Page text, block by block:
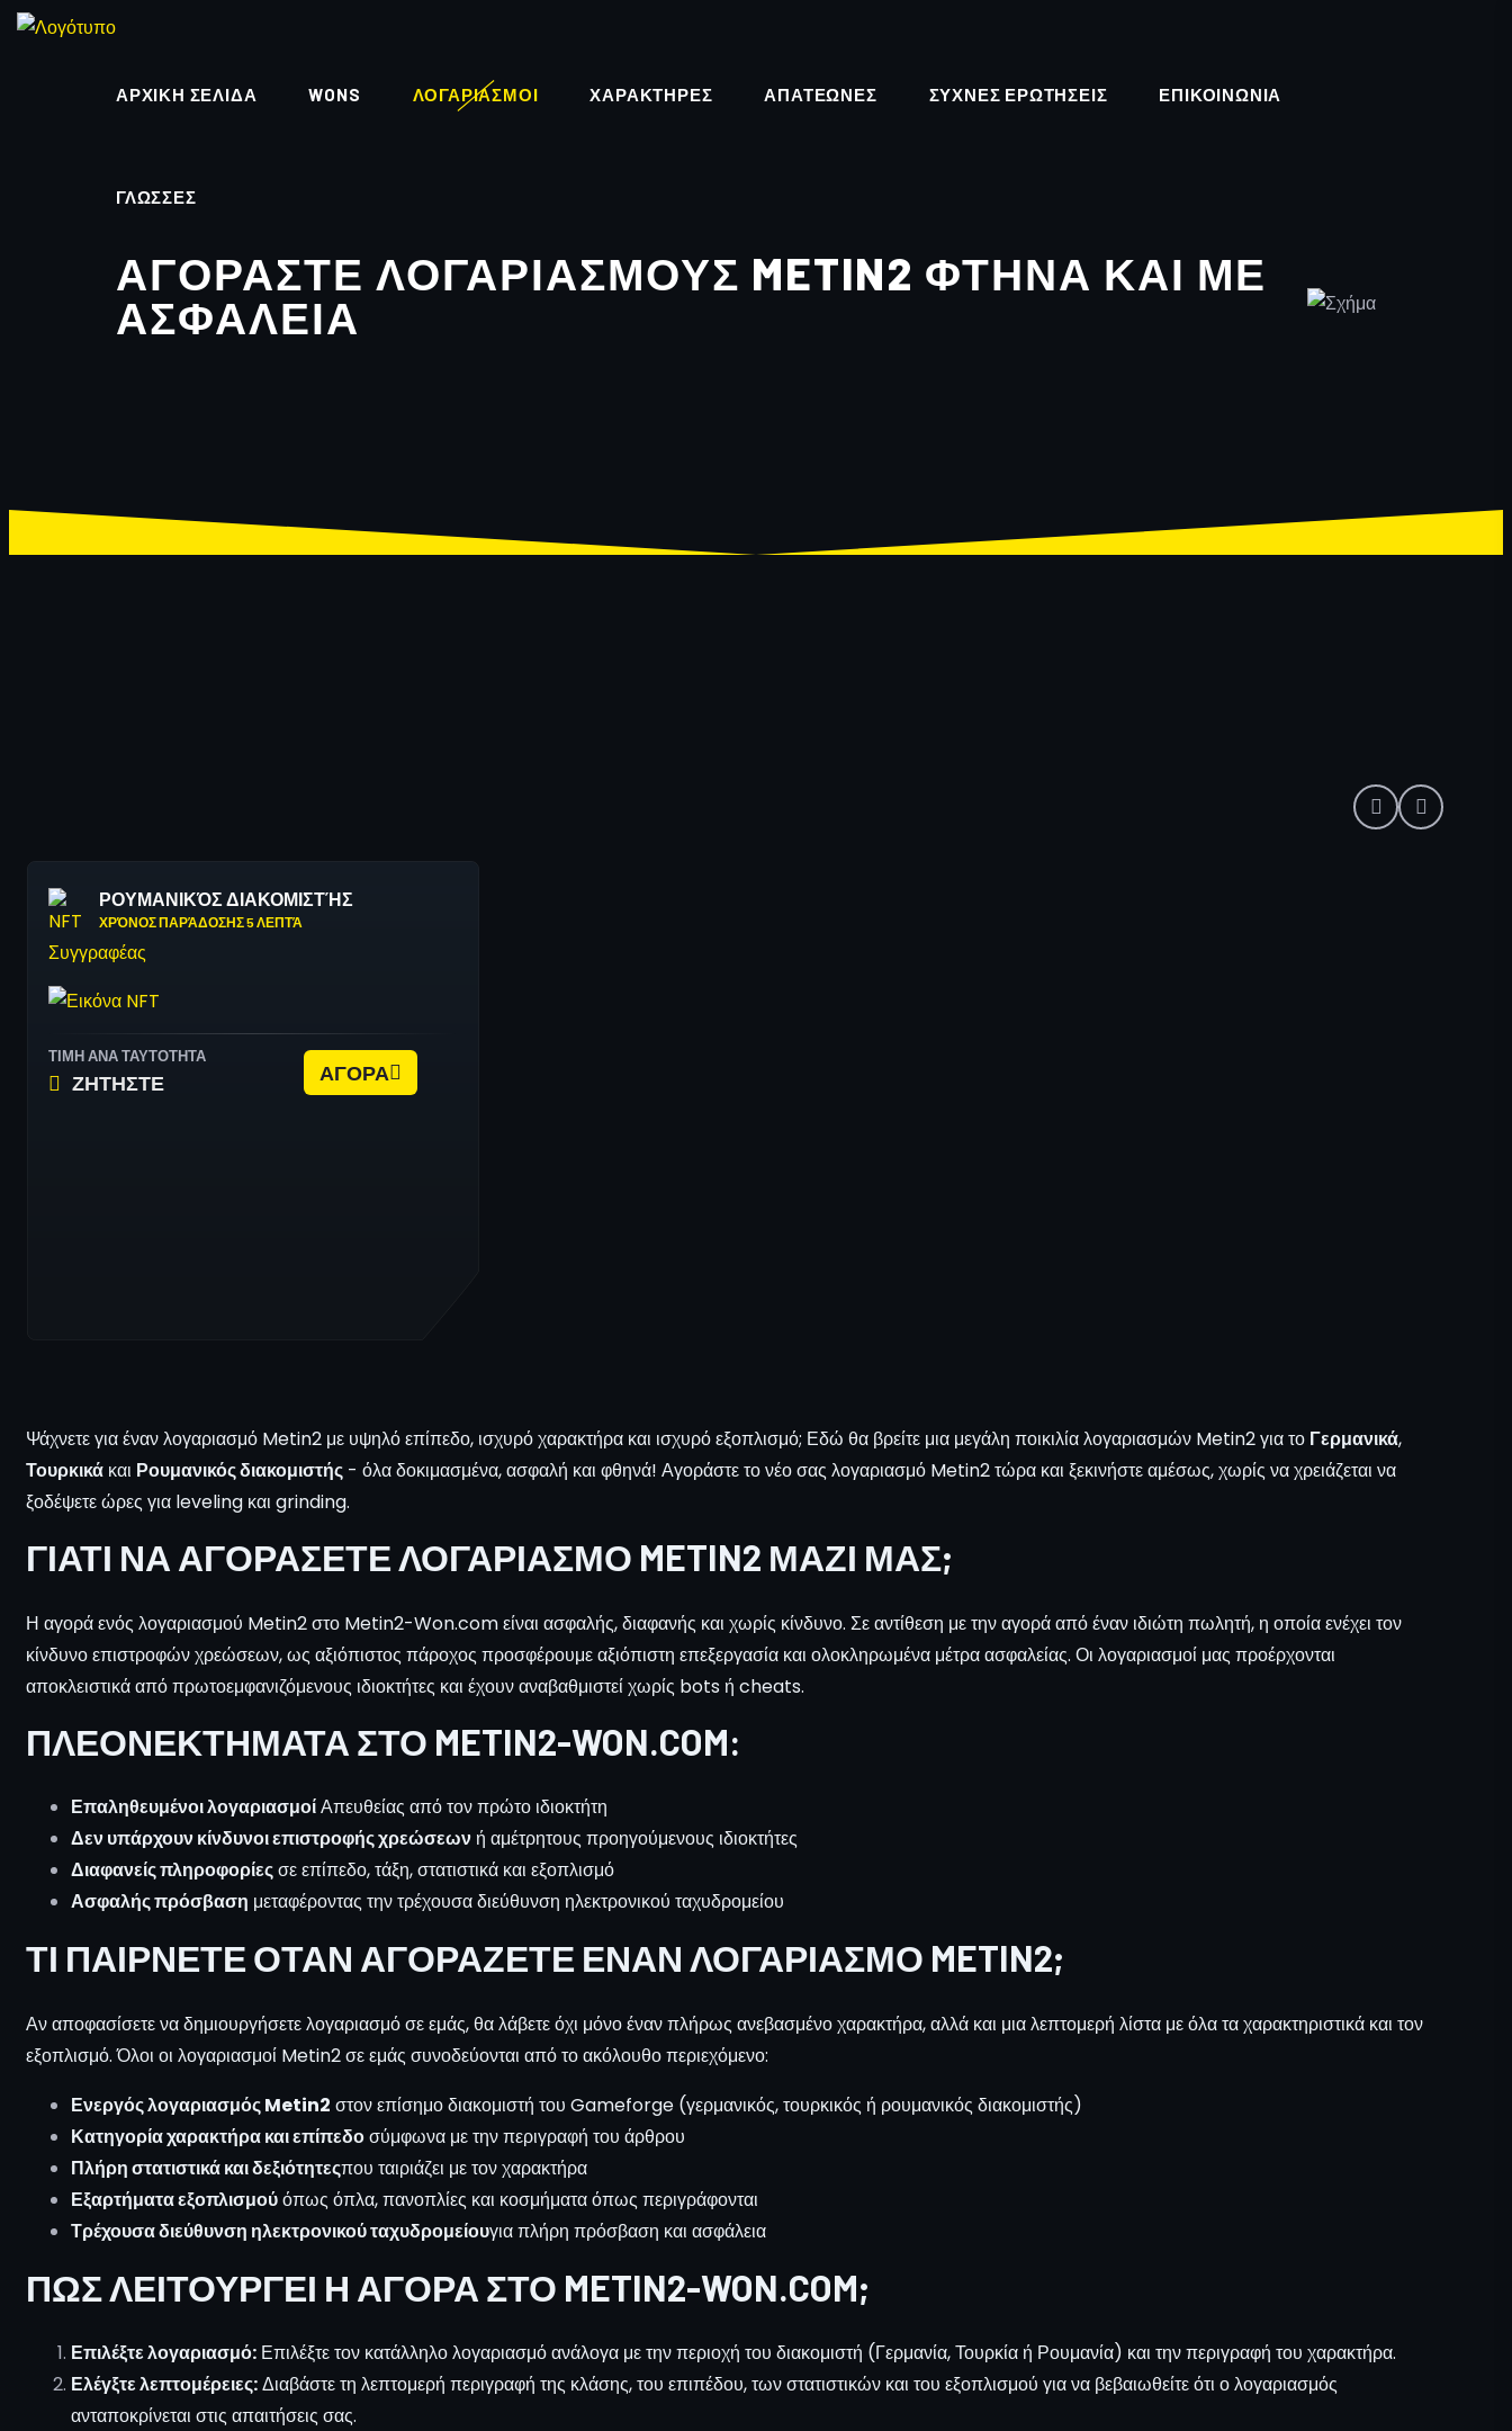
ΑΡΧΙΚΉ ΣΕΛΊΔΑ WONS ΛΟΓΑΡΙΑΣΜΟΊ ΧΑΡΑΚΤΗΡΕΣ ΑΠΑΤΕΏΝΕΣ ΣΥΧΝΈΣ ΕΡΩΤΉΣΕΙΣ ΕΠΙΚΟΙΝΩΝΊΑ
ΓΛΏΣΣΕΣ
ΑΓΟΡΆΣΤΕ ΛΟΓΑΡΙΑΣΜΟΎΣ METIN2 ΦΤΗΝΆ ΚΑΙ ΜΕ
ΑΣΦΆΛΕΙΑ
ΡΟΥΜΑΝΙΚΌΣ ΔΙΑΚΟΜΙΣΤΉΣ
ΧΡΌΝΟΣ ΠΑΡΆΔΟΣΗΣ 5 ΛΕΠΤΆ
ΤΙΜΗ ΑΝΑ ΤΑΥΤΟΤΗΤΑ
ΖΗΤΗΣΤΕ ΑΓΟΡΑ
Ψάχνετε για έναν λογαριασμό Metin2 με υψηλό επίπεδο, ισχυρό χαρακτήρα και ισχυρό εξοπλισμό; Εδώ θα βρείτε μια μεγάλη ποικιλία λογαριασμών Metin2 για το Γερμανικά,
Τουρκικά και Ρουμανικός διακομιστής - όλα δοκιμασμένα, ασφαλή και φθηνά! Αγοράστε το νέο σας λογαριασμό Metin2 τώρα και ξεκινήστε αμέσως, χωρίς να χρειάζεται να
ξοδέψετε ώρες για leveling και grinding.
ΓΙΑΤΊ ΝΑ ΑΓΟΡΆΣΕΤΕ ΛΟΓΑΡΙΑΣΜΌ METIN2 ΜΑΖΊ ΜΑΣ;
Η αγορά ενός λογαριασμού Metin2 στο Metin2-Won.com είναι ασφαλής, διαφανής και χωρίς κίνδυνο. Σε αντίθεση με την αγορά από έναν ιδιώτη πωλητή, η οποία ενέχει τον
κίνδυνο επιστροφών χρεώσεων, ως αξιόπιστος πάροχος προσφέρουμε αξιόπιστη επεξεργασία και ολοκληρωμένα μέτρα ασφαλείας. Οι λογαριασμοί μας προέρχονται
αποκλειστικά από πρωτοεμφανιζόμενους ιδιοκτήτες και έχουν αναβαθμιστεί χωρίς bots ή cheats.
ΠΛΕΟΝΕΚΤΉΜΑΤΑ ΣΤΟ METIN2-WON.COM:
Επαληθευμένοι λογαριασμοίΑπευθείας από τον πρώτο ιδιοκτήτη
Δεν υπάρχουν κίνδυνοι επιστροφής χρεώσεων ή αμέτρητους προηγούμενους ιδιοκτήτες
Διαφανείς πληροφορίεςσε επίπεδο, τάξη, στατιστικά και εξοπλισμό
Ασφαλής πρόσβαση μεταφέροντας την τρέχουσα διεύθυνση ηλεκτρονικού ταχυδρομείου
ΤΙ ΠΑΊΡΝΕΤΕ ΌΤΑΝ ΑΓΟΡΆΖΕΤΕ ΈΝΑΝ ΛΟΓΑΡΙΑΣΜΌ METIN2;
Αν αποφασίσετε να δημιουργήσετε λογαριασμό σε εμάς, θα λάβετε όχι μόνο έναν πλήρως ανεβασμένο χαρακτήρα, αλλά και μια λεπτομερή λίστα με όλα τα χαρακτηριστικά και τον
εξοπλισμό. Όλοι οι λογαριασμοί Metin2 σε εμάς συνοδεύονται από το ακόλουθο περιεχόμενο:
Ενεργός λογαριασμός Metin2 στον επίσημο διακομιστή του Gameforge (γερμανικός, τουρκικός ή ρουμανικός διακομιστής)
Κατηγορία χαρακτήρα και επίπεδοσύμφωνα με την περιγραφή του άρθρου
Πλήρη στατιστικά και δεξιότητεςπου ταιριάζει με τον χαρακτήρα
Εξαρτήματα εξοπλισμούόπως όπλα, πανοπλίες και κοσμήματα όπως περιγράφονται
Τρέχουσα διεύθυνση ηλεκτρονικού ταχυδρομείουγια πλήρη πρόσβαση και ασφάλεια
ΠΏΣ ΛΕΙΤΟΥΡΓΕΊ Η ΑΓΟΡΆ ΣΤΟ METIN2-WON.COM;
Επιλέξτε λογαριασμό: Επιλέξτε τον κατάλληλο λογαριασμό ανάλογα με την περιοχή του διακομιστή (Γερμανία, Τουρκία ή Ρουμανία) και την περιγραφή του χαρακτήρα.
Ελέγξτε λεπτομέρειες:Διαβάστε τη λεπτομερή περιγραφή της κλάσης, του επιπέδου, των στατιστικών και του εξοπλισμού για να βεβαιωθείτε ότι ο λογαριασμός
ανταποκρίνεται στις απαιτήσεις σας.